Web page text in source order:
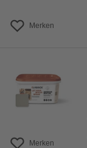
Merken
Merken